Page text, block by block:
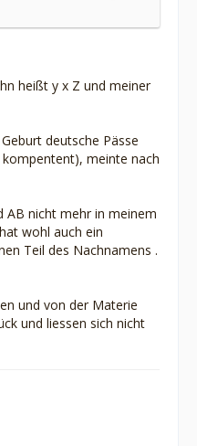
heißt y x Z und meiner
deutsche Pässe
meinte nach
AB nicht mehr in meinem
wohl auch ein
Teil des Nachnamens .
und von der Materie
und liessen sich nicht